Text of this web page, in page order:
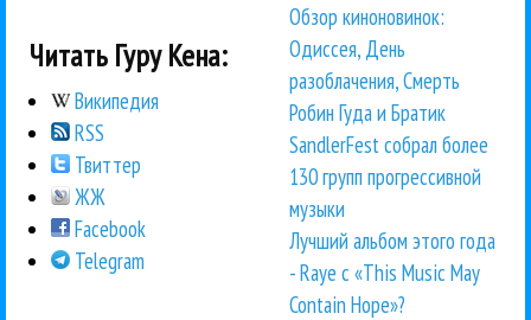
Читать Гуру Кена:
Википедия
RSS
Твиттер
ЖЖ
Facebook
Telegram
Обзор киноновинок:
Одиссея, День
разоблачения, Смерть
Робин Гуда и Братик
SandlerFest собрал более
130 групп прогрессивной
музыки
Лучший альбом этого года
- Raye с «This Music May
Contain Hope»?